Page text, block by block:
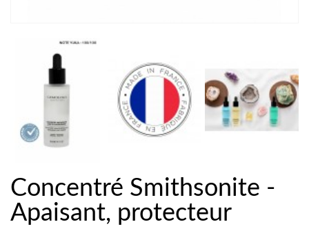
Concentré Smithsonite -
Apaisant, protecteur